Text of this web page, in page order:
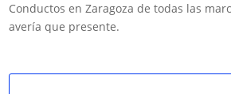
Conductos en Zaragoza de todas las
avería que presente.